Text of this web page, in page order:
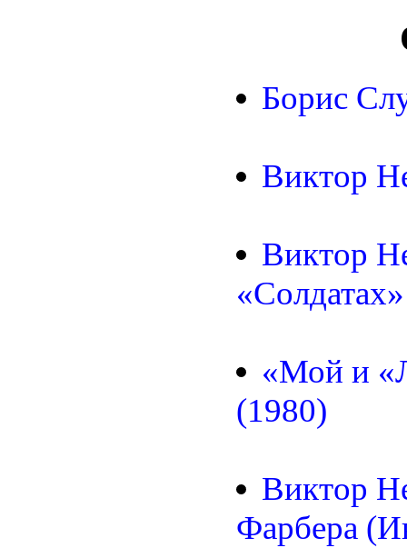
Борис
Виктор
Виктор
«Мой и
(1980)
Виктор
Фарбера